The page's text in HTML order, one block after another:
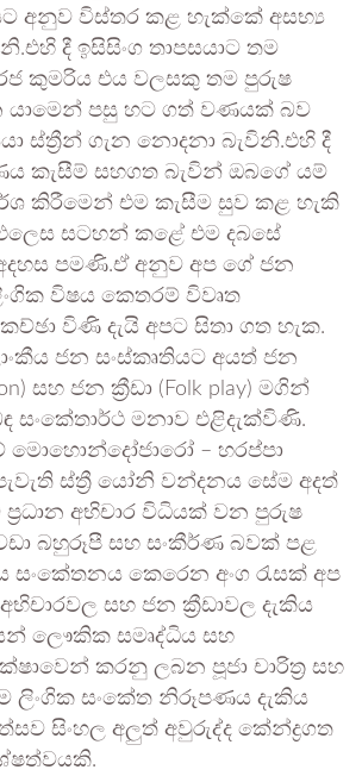
අනුව විස්තර කළ හැක්කේ අසභ්‍ය
දී ඉසිසිංග තාපසයාට තම
කුමරිය එය වලසකු තම පුරුෂ
යාමෙන් පසු හට ගත් වණයක් බව
ස්ත්‍රීන් ගැන නොදනා බැවිනි.එහි දී
කැසීම් සහගත බැවින් ඔබගේ යම්
කිරීමෙන් එම කැසීම සුව කළ හැකි
සටහන් කළේ එම දබසේ
පමණි.ඒ අනුව අප ගේ ජන
විෂය කෙතරම් විවෘත
විණි දැයි අපට සිතා ගත හැක.
ජන සංස්කෘතියට අයත් ජන
සහ ජන ක්‍රීඩා (Folk play) මගින්
සංකේතාර්ථ මනාව එළිදැක්විණි.
මොහොන්දෝජාරෝ – හරප්පා
ස්ත්‍රී යෝනි වන්දනය සේම අදත්
අභිචාර විධියක් වන පුරුෂ
බහුරූපී සහ සංකීර්ණ බවක් පළ
කෙරෙන අංග රැසක් අප
සහ ජන ක්‍රීඩාවල දැකිය
ලෞකික සමෘද්ධිය සහ
කරනු ලබන පූජා චාරිත්‍ර සහ
ලිංගික සංකේත නිරූපණය දැකිය
සිංහල අලුත් අවුරුද්ද කේන්ද්‍රගත